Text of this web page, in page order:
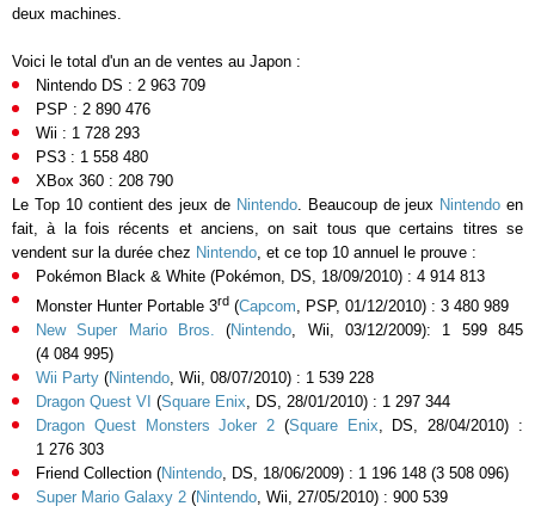
deux machines.
Voici le total d'un an de ventes au Japon :
Nintendo DS : 2 963 709
PSP : 2 890 476
Wii : 1 728 293
PS3 : 1 558 480
XBox 360 : 208 790
Le Top 10 contient des jeux de Nintendo. Beaucoup de jeux Nintendo en
fait, à la fois récents et anciens, on sait tous que certains titres se
vendent sur la durée chez Nintendo, et ce top 10 annuel le prouve :
Pokémon Black & White (Pokémon, DS, 18/09/2010) : 4 914 813
Monster Hunter Portable 3rd (Capcom, PSP, 01/12/2010) : 3 480 989
New Super Mario Bros. (Nintendo, Wii, 03/12/2009): 1 599 845
(4 084 995)
Wii Party (Nintendo, Wii, 08/07/2010) : 1 539 228
Dragon Quest VI (Square Enix, DS, 28/01/2010) : 1 297 344
Dragon Quest Monsters Joker 2 (Square Enix, DS, 28/04/2010) :
1 276 303
Friend Collection (Nintendo, DS, 18/06/2009) : 1 196 148 (3 508 096)
Super Mario Galaxy 2 (Nintendo, Wii, 27/05/2010) : 900 539